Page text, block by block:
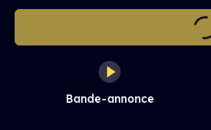
Bande-annonce